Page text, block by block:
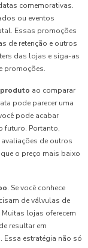
comemorativas.
ou eventos
Essas promoções
de retenção e outros
das lojas e siga-as
promoções.
ao comparar
pode parecer uma
pode acabar
futuro. Portanto,
de outros
o preço mais baixo
. Se você conhece
de válvulas de
lojas oferecem
resultar em
estratégia não só